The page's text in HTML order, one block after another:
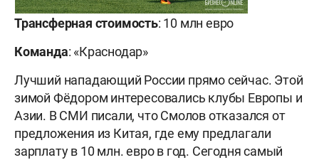
Трансферная стоимость: 10 млн евро
Команда: «Краснодар»
Лучший нападающий России прямо сейчас. Этой
зимой Фёдором интересовались клубы Европы и
Азии. В СМИ писали, что Смолов отказался от
предложения из Китая, где ему предлагали
зарплату в 10 млн. евро в год. Сегодня самый